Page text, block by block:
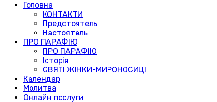
Головна
КОНТАКТИ
Предстоятель
Настоятель
ПРО ПАРАФІЮ
ПРО ПАРАФІЮ
Історія
СВЯТІ ЖІНКИ-МИРОНОСИЦІ
Календар
Молитва
Онлайн послуги